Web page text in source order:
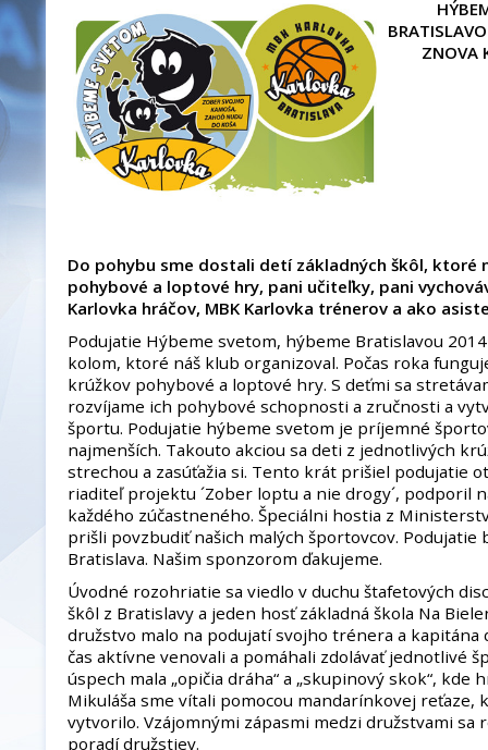
ZNOVA
Do pohybu sme dostali detí základných škôl, ktoré
pohybové a loptové hry, pani učiteľky, pani
Karlovka hráčov, MBK Karlovka trénerov a ako
Podujatie Hýbeme svetom, hýbeme Bratislavou
kolom, ktoré náš klub organizoval. Počas roka
krúžkov pohybové a loptové hry. S deťmi sa
rozvíjame ich pohybové schopnosti a zručnosti a
športu. Podujatie hýbeme svetom je príjemné
najmenších. Takouto akciou sa deti z jednotlivých
strechou a zasúťažia si. Tento krát prišiel podujatie
riaditeľ projektu ´Zober loptu a nie drogy´, podporil
každého zúčastneného. Špeciálni hostia z
prišli povzbudiť našich malých športovcov.
Bratislava. Našim sponzorom ďakujeme.
Úvodné rozohriatie sa viedlo v duchu štafetových
škôl z Bratislavy a jeden hosť základná škola Na
družstvo malo na podujatí svojho trénera a kapitána
čas aktívne venovali a pomáhali zdolávať jednotlivé
úspech mala „opičia dráha“ a „skupinový skok“, kde
Mikuláša sme vítali pomocou mandarínkovej reťaze,
vytvorilo. Vzájomnými zápasmi medzi družstvami sa
poradí družstiev.